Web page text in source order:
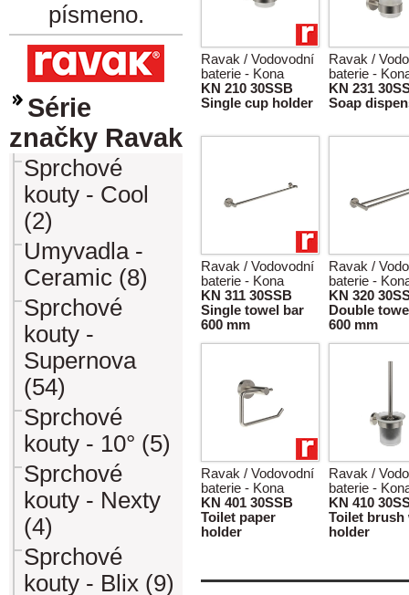
písmeno.
Série
značky Ravak
Sprchové
kouty - Cool
(2)
Umyvadla -
Ceramic (8)
Sprchové
kouty -
Supernova
(54)
Sprchové
kouty - 10° (5)
Sprchové
kouty - Nexty
(4)
Sprchové
kouty - Blix (9)
Ravak / Vodovodní
baterie - Kona
KN 210 30SSB
Single cup holder
Ravak /
baterie -
KN 231
Soap
Ravak / Vodovodní
baterie - Kona
KN 311 30SSB
Single towel bar
600 mm
Ravak /
baterie -
KN 320
Double
600 mm
Ravak / Vodovodní
baterie - Kona
KN 401 30SSB
Toilet paper
holder
Ravak /
baterie -
KN 410
Toilet brush
holder